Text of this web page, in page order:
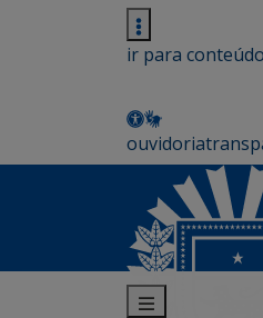
ir para conteúdo
ouvidoria